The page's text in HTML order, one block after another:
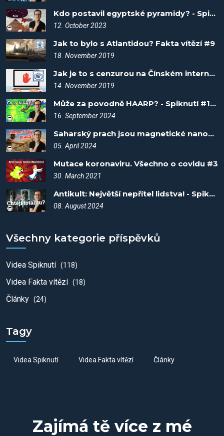
Kdo postavil egyptské pyramidy? - Spiknutí #30
12. October 2023
Jak to bylo s Atlantidou? Fakta vítězí #9
18. November 2019
Jak je to s cenzurou na Čínském internetu? Fakta vítězí #5
14. November 2019
Může za povodně HAARP? - Spiknutí #104
16. September 2024
Saharský prach jsou magnetické nanočástice? - Spiknutí #94
05. April 2024
Mutace koronaviru. Všechno o covidu #3
30. March 2021
Antikult: Největší nepřítel lidstva! - Spiknutí #101
08. August 2024
Všechny kategorie příspěvků
Videa Spiknutí (118)
Videa Fakta vítězí (18)
Články (24)
Tagy
Videa Spiknutí Videa Fakta vítězí Články
Zajímá tě více z mé